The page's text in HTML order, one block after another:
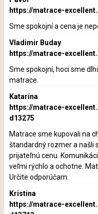
https://matrace-
Sme spokojní a cena je
Vladimir Buday
https://matrace-
Sme spokojní, hoci sme
matrace.
Katarína
https://matrace-
d13275
Matrace sme kupovali na
štandardný rozmer a našli
prijateľnú cenu.
veľmi rýchlo a ochotne.
Určite odporúčam.
Kristina
https://matrace-